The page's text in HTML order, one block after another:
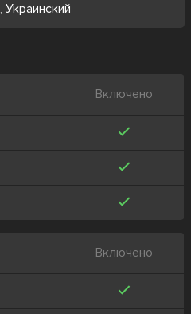
, Украинский
Включено
Включено